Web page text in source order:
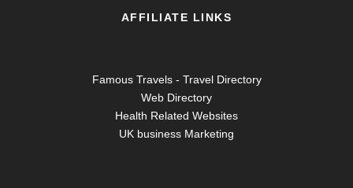
AFFILIATE LINKS
Famous Travels - Travel Directory
Web Directory
Health Related Websites
UK business Marketing